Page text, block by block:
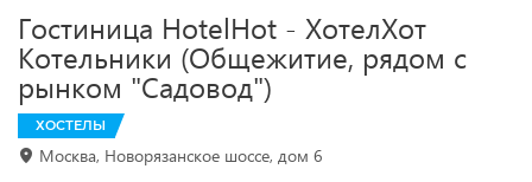
Гостиница HotelHot - ХотелХот
Котельники (Общежитие, рядом с
рынком "Садовод")
ХОСТЕЛЫ
Москва, Новорязанское шоссе, дом 6